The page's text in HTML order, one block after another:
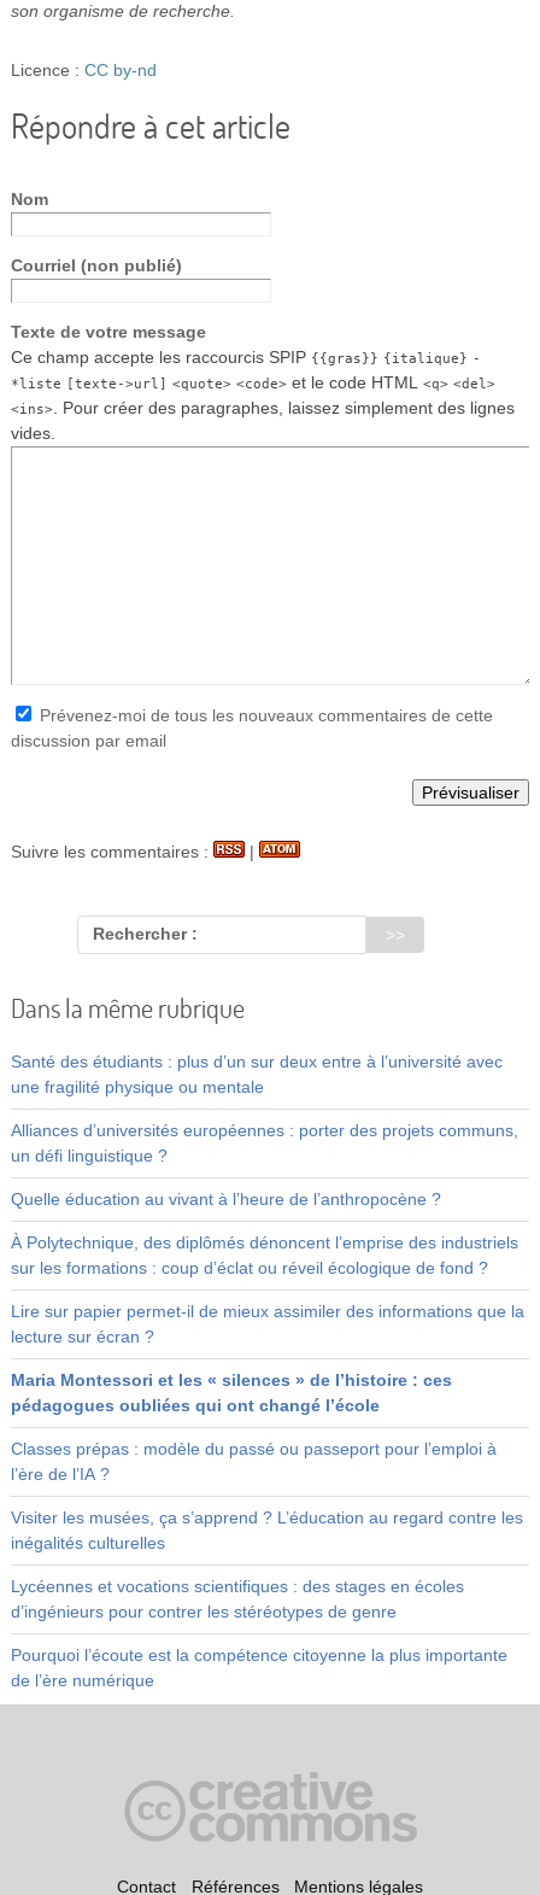
son organisme de recherche.
Licence : CC by-nd
Répondre à cet article
Nom
Courriel (non publié)
Texte de votre message
Ce champ accepte les raccourcis SPIP {{gras}} {italique} -
*liste [texte->url] <quote> <code>et le code HTML <q> <del>
<ins>. Pour créer des paragraphes, laissez simplement des lignes
vides.
Prévenez-moi de tous les nouveaux commentaires de cette
discussion par email
Suivre les commentaires : |
Rechercher :
Dans la même rubrique
Santé des étudiants : plus d’un sur deux entre à l’université avec
une fragilité physique ou mentale
Alliances d’universités européennes : porter des projets communs,
un défi linguistique ?
Quelle éducation au vivant à l’heure de l’anthropocène ?
À Polytechnique, des diplômés dénoncent l’emprise des industriels
sur les formations : coup d’éclat ou réveil écologique de fond ?
Lire sur papier permet-il de mieux assimiler des informations que la
lecture sur écran ?
Maria Montessori et les « silences » de l’histoire : ces
pédagogues oubliées qui ont changé l’école
Classes prépas : modèle du passé ou passeport pour l’emploi à
l’ère de l’IA ?
Visiter les musées, ça s’apprend ? L’éducation au regard contre les
inégalités culturelles
Lycéennes et vocations scientifiques : des stages en écoles
d’ingénieurs pour contrer les stéréotypes de genre
Pourquoi l’écoute est la compétence citoyenne la plus importante
de l’ère numérique
Contact Références Mentions légales